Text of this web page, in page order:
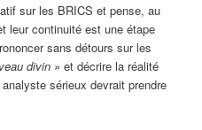
sur les BRICS et pense, au
leur continuité est une étape
sans détours sur les
divin » et décrire la réalité
sérieux devrait prendre